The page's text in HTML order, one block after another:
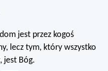
jest przez kogoś
lecz tym, który wszystko
jest Bóg.